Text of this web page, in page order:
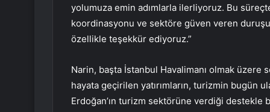
yolumuza emin adımlarla ilerliyoruz. Bu
koordinasyonu ve sektöre güven veren
özellikle teşekkür ediyoruz.”
Narin, başta İstanbul Havalimanı olmak üzere
hayata geçirilen yatırımların, turizmin bugün
Erdoğan’ın turizm sektörüne verdiği